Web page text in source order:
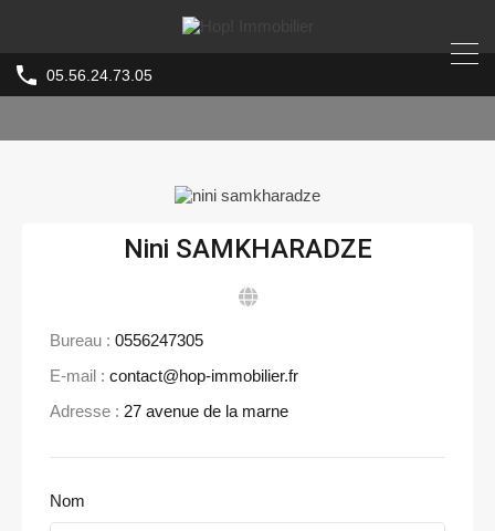
05.56.24.73.05
Nini SAMKHARADZE
Bureau : 0556247305
E-mail : contact@hop-immobilier.fr
Adresse : 27 avenue de la marne
Nom